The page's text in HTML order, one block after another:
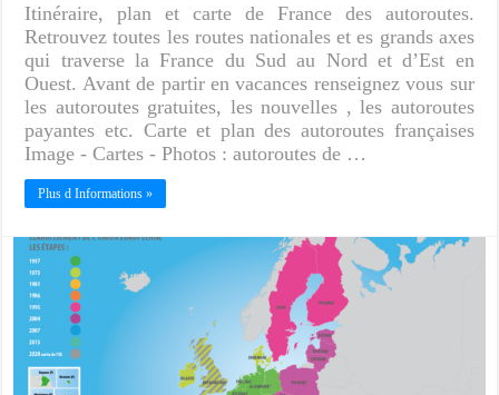
Itinéraire, plan et carte de France des autoroutes.
Retrouvez toutes les routes nationales et es grands axes
qui traverse la France du Sud au Nord et d’Est en
Ouest. Avant de partir en vacances renseignez vous sur
les autoroutes gratuites, les nouvelles , les autoroutes
payantes etc. Carte et plan des autoroutes françaises
Image - Cartes - Photos : autoroutes de …
Plus d Informations »